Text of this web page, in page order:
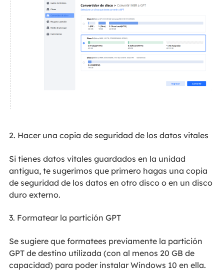
2. Hacer una copia de seguridad de los datos vitales
Si tienes datos vitales guardados en la unidad
antigua, te sugerimos que primero hagas una copia
de seguridad de los datos en otro disco o en un disco
duro externo.
3. Formatear la partición GPT
Se sugiere que formatees previamente la partición
GPT de destino utilizada (con al menos 20 GB de
capacidad) para poder instalar Windows 10 en ella.